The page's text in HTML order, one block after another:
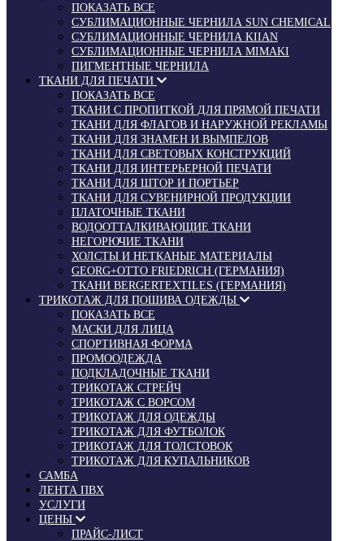
ПОКАЗАТЬ ВСЕ
СУБЛИМАЦИОННЫЕ ЧЕРНИЛА SUN CHEMICAL
СУБЛИМАЦИОННЫЕ ЧЕРНИЛА KIIAN
СУБЛИМАЦИОННЫЕ ЧЕРНИЛА MIMAKI
ПИГМЕНТНЫЕ ЧЕРНИЛА
ТКАНИ ДЛЯ ПЕЧАТИ
ПОКАЗАТЬ ВСЕ
ТКАНИ С ПРОПИТКОЙ ДЛЯ ПРЯМОЙ ПЕЧАТИ
ТКАНИ ДЛЯ ФЛАГОВ И НАРУЖНОЙ РЕКЛАМЫ
ТКАНИ ДЛЯ ЗНАМЕН И ВЫМПЕЛОВ
ТКАНИ ДЛЯ СВЕТОВЫХ КОНСТРУКЦИЙ
ТКАНИ ДЛЯ ИНТЕРЬЕРНОЙ ПЕЧАТИ
ТКАНИ ДЛЯ ШТОР И ПОРТЬЕР
ТКАНИ ДЛЯ СУВЕНИРНОЙ ПРОДУКЦИИ
ПЛАТОЧНЫЕ ТКАНИ
ВОДООТТАЛКИВАЮЩИЕ ТКАНИ
НЕГОРЮЧИЕ ТКАНИ
ХОЛСТЫ И НЕТКАНЫЕ МАТЕРИАЛЫ
GEORG+OTTO FRIEDRICH (ГЕРМАНИЯ)
ТКАНИ BERGERTEXTILES (ГЕРМАНИЯ)
ТРИКОТАЖ ДЛЯ ПОШИВА ОДЕЖДЫ
ПОКАЗАТЬ ВСЕ
МАСКИ ДЛЯ ЛИЦА
СПОРТИВНАЯ ФОРМА
ПРОМООДЕЖДА
ПОДКЛАДОЧНЫЕ ТКАНИ
ТРИКОТАЖ СТРЕЙЧ
ТРИКОТАЖ С ВОРСОМ
ТРИКОТАЖ ДЛЯ ОДЕЖДЫ
ТРИКОТАЖ ДЛЯ ФУТБОЛОК
ТРИКОТАЖ ДЛЯ ТОЛСТОВОК
ТРИКОТАЖ ДЛЯ КУПАЛЬНИКОВ
САМБА
ЛЕНТА ПВХ
УСЛУГИ
ЦЕНЫ
ПРАЙС-ЛИСТ